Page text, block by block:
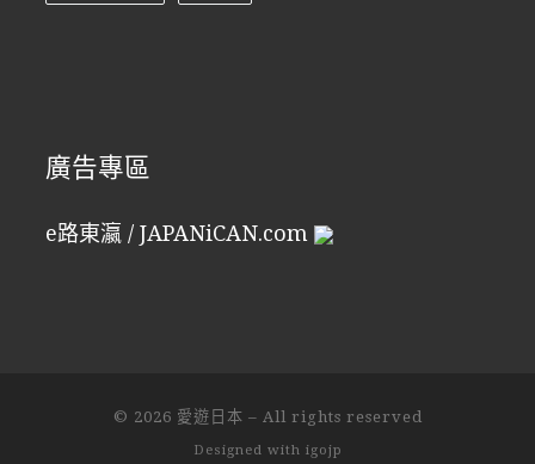
廣告專區
e路東瀛 / JAPANiCAN.com
© 2026 愛遊日本 – All rights reserved
Designed with igojp